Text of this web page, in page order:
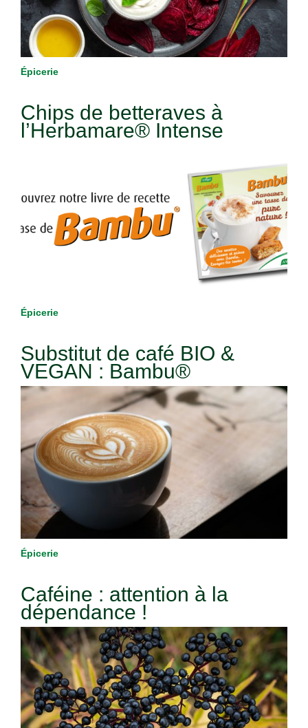
Épicerie
Chips de betteraves à
l’Herbamare® Intense
Épicerie
Substitut de café BIO &
VEGAN : Bambu®
Épicerie
Caféine : attention à la
dépendance !